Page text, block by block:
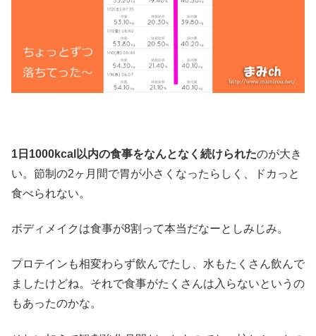
1日1000kcal以内の食事をなんとなく続けられたのが大き
い。節制の2ヶ月間で胃が小さくなったらしく、ドカっと
食べられない。
ボディメイクは食事が8割って本当だなーとしみじみ。
プロテインも相変わらず飲んでたし、水もたくさん飲んで
ましたけどね。それで食事がたくさんは入らないというの
もあったのかな。